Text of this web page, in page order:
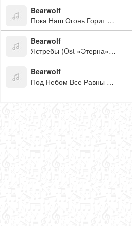
Bearwolf
Пока Наш Огонь Горит Не Страшно Идти Туда
Bearwolf
Ястребы (Ost «Этерна») (1)
Bearwolf
Под Небом Все Равны (Полная Версия)